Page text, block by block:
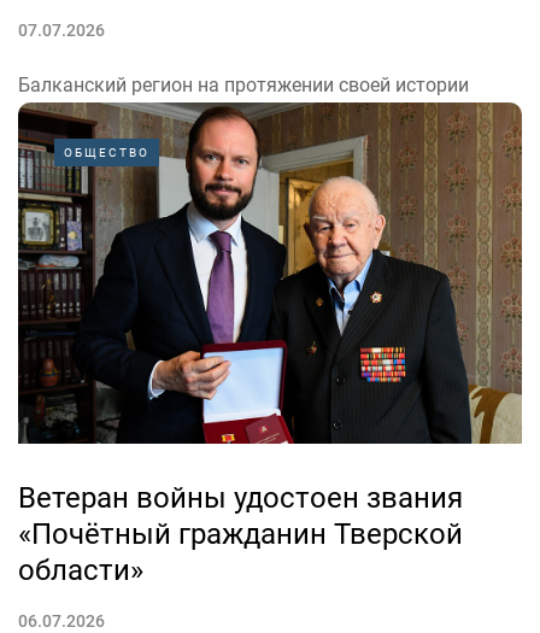
07.07.2026
Балканский регион на протяжении своей истории
постоянно становился местом столкновения
геополитических интересов крупных игроков. Сейчас
за влияние на Балканах борются США и Евросоюз.
Между этими центрами силы есть и другие
противоречия — например, внутри военного блока...
ОБЩЕСТВО
Ветеран войны удостоен звания
«Почётный гражданин Тверской
области»
06.07.2026